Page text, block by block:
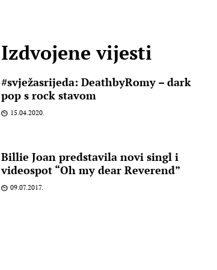
Izdvojene vijesti
#svježasrijeda: DeathbyRomy – dark
pop s rock stavom
15.04.2020.
Billie Joan predstavila novi singl i
videospot “Oh my dear Reverend”
09.07.2017.